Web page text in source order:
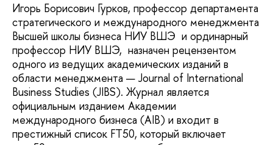
Игорь Борисович Гурков, профессор департамента
стратегического и международного менеджмента
Высшей школы бизнеса НИУ ВШЭ и ординарный
профессор НИУ ВШЭ, назначен рецензентом
одного из ведущих академических изданий в
области менеджмента — Journal of International
Business Studies (JIBS). Журнал является
официальным изданием Академии
международного бизнеса (AIB) и входит в
престижный список FT50, который включает